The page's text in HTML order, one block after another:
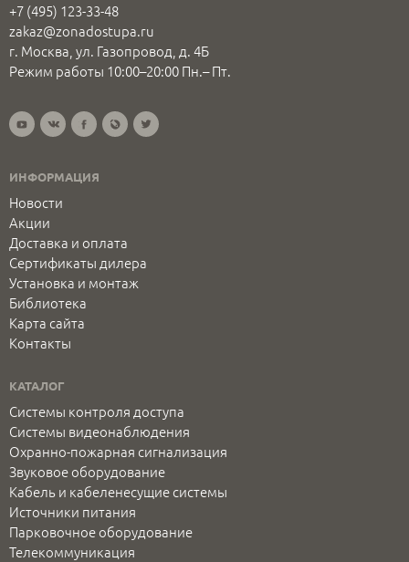
+7 (495) 123-33-48
zakaz@zonadostupa.ru
г. Москва, ул. Газопровод, д. 4Б
Режим работы 10:00–20:00 Пн.– Пт.
ИНФОРМАЦИЯ
Новости
Акции
Доставка и оплата
Сертификаты дилера
Установка и монтаж
Библиотека
Карта сайта
Контакты
КАТАЛОГ
Системы контроля доступа
Системы видеонаблюдения
Охранно-пожарная сигнализация
Звуковое оборудование
Кабель и кабеленесущие системы
Источники питания
Парковочное оборудование
Телекоммуникация